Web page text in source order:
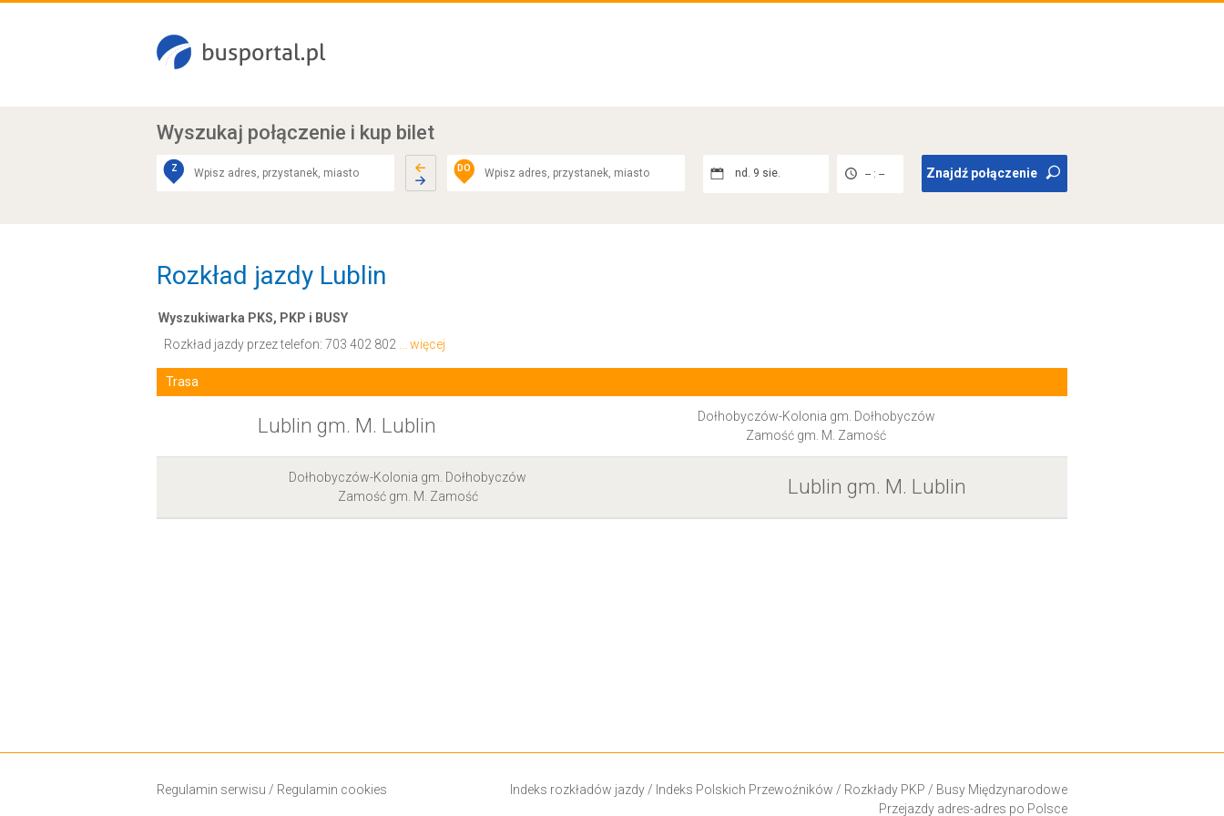
Wyszukaj połączenie i kup bilet
Z DO nd. 9 sie. -- : -- Znajdź połączenie
Rozkład jazdy Lublin
Wyszukiwarka PKS, PKP i BUSY
Rozkład jazdy przez telefon: 703 402 802 ... więcej
Trasa
Lublin gm. M. Lublin
Dołhobyczów-Kolonia gm. Dołhobyczów
Zamość gm. M. Zamość
Dołhobyczów-Kolonia gm. Dołhobyczów
Zamość gm. M. Zamość
Lublin gm. M. Lublin
Regulamin serwisu / Regulamin cookies Indeks rozkładów jazdy/ Indeks Polskich Przewoźników / Rozkłady PKP / Busy Międzynarodowe
Przejazdy adres-adres po Polsce